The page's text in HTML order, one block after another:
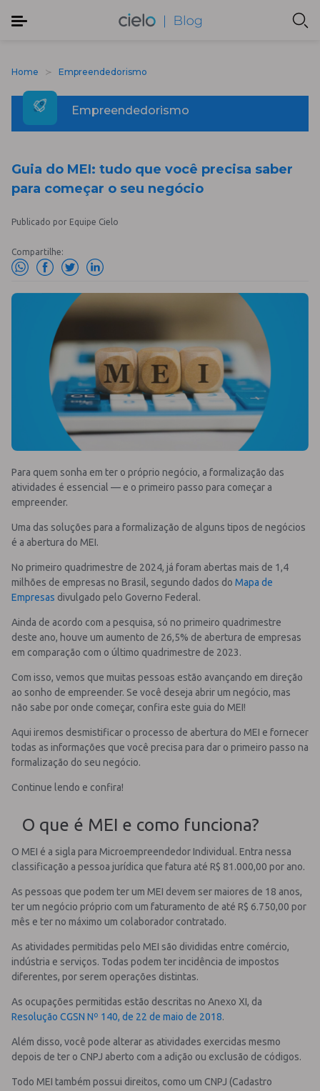
Home Empreendedorismo
Empreendedorismo
Guia do MEI: tudo que você precisa saber
para começar o seu negócio
Publicado por Equipe Cielo
Compartilhe:
Para quem sonha em ter o próprio negócio, a formalização das
atividades é essencial — e o primeiro passo para começar a
empreender.
Uma das soluções para a formalização de alguns tipos de negócios
é a abertura do MEI.
No primeiro quadrimestre de 2024, já foram abertas mais de 1,4
milhões de empresas no Brasil, segundo dados do Mapa de
Empresas divulgado pelo Governo Federal.
Ainda de acordo com a pesquisa, só no primeiro quadrimestre
deste ano, houve um aumento de 26,5% de abertura de empresas
em comparação com o último quadrimestre de 2023.
Com isso, vemos que muitas pessoas estão avançando em direção
ao sonho de empreender. Se você deseja abrir um negócio, mas
não sabe por onde começar, confira este guia do MEI!
Aqui iremos desmistificar o processo de abertura do MEI e fornecer
todas as informações que você precisa para dar o primeiro passo na
formalização do seu negócio.
Continue lendo e confira!
O que é MEI e como funciona?
O MEI é a sigla para Microempreendedor Individual. Entra nessa
classificação a pessoa jurídica que fatura até R$ 81.000,00 por ano.
As pessoas que podem ter um MEI devem ser maiores de 18 anos,
ter um negócio próprio com um faturamento de até R$ 6.750,00 por
mês e ter no máximo um colaborador contratado.
As atividades permitidas pelo MEI são divididas entre comércio,
indústria e serviços. Todas podem ter incidência de impostos
diferentes, por serem operações distintas.
As ocupações permitidas estão descritas no Anexo XI, da
Resolução CGSN Nº 140, de 22 de maio de 2018.
Além disso, você pode alterar as atividades exercidas mesmo
depois de ter o CNPJ aberto com a adição ou exclusão de códigos.
Todo MEI também possui direitos, como um CNPJ (Cadastro